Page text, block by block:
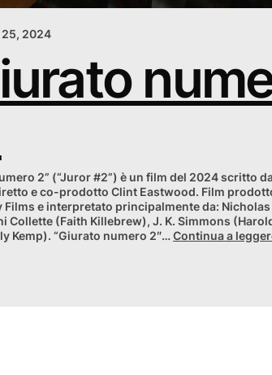
2024
2” (“Juror #2”) è un film del 2024 scritto
e co-prodotto Clint Eastwood. Film
Films e interpretato principalmente da:
Collette (Faith Killebrew), J. K. Simmons
Kemp). “Giurato numero 2″…Continua a